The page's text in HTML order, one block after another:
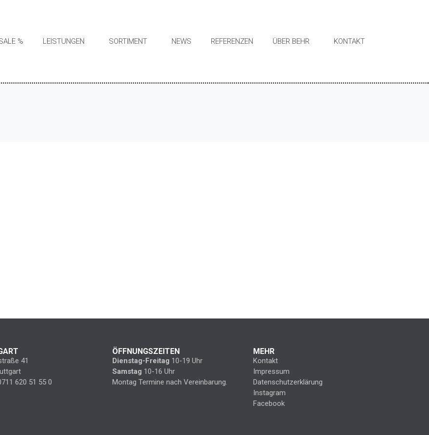
% LEISTUNGEN SORTIMENT NEWS REFERENZEN ÜBER BEHR KONTAKT
41
620 51 55 0
ÖFFNUNGSZEITEN
Dienstag-Freitag 10-19 Uhr
Samstag 10-16 Uhr
Montag Termine nach Vereinbarung.
MEHR
Kontakt
Impressum
Datenschutzerklärung
Instagram
Facebook